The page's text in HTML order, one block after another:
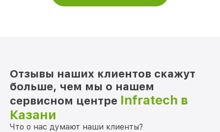
Отзывы наших клиентов скажут
больше, чем мы о нашем
сервисном центре Infratech в
Казани
Что о нас думают наши клиенты?